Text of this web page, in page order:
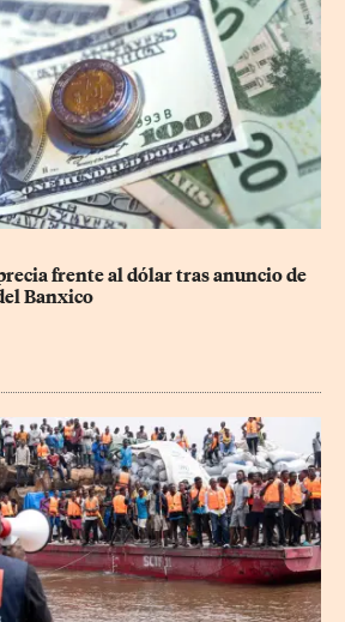
frente al dólar tras anuncio de
Banxico